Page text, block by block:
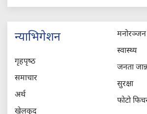
न्याभिगेशन
गृहपृष्‍ठ
समाचार
अर्थ
खेलकुद
मनोरञ्जन
स्वास्थ्य
जनता
सुरक्षा
फोटो